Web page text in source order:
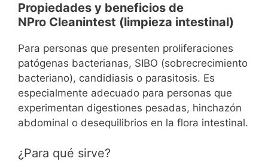
Propiedades y beneficios de
NPro Cleanintest (limpieza intestinal)
Para personas que presenten proliferaciones
patógenas bacterianas, SIBO (sobrecrecimiento
bacteriano), candidiasis o parasitosis. Es
especialmente adecuado para personas que
experimentan digestiones pesadas, hinchazón
abdominal o desequilibrios en la flora intestinal.
¿Para qué sirve?